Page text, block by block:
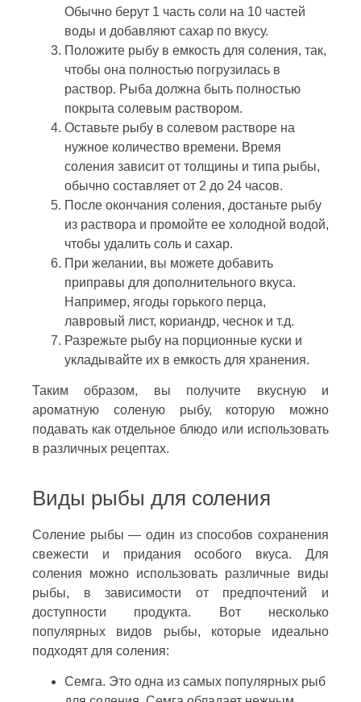
Обычно берут 1 часть соли на 10 частей
воды и добавляют сахар по вкусу.
Положите рыбу в емкость для соления, так,
чтобы она полностью погрузилась в
раствор. Рыба должна быть полностью
покрыта солевым раствором.
Оставьте рыбу в солевом растворе на
нужное количество времени. Время
соления зависит от толщины и типа рыбы,
обычно составляет от 2 до 24 часов.
После окончания соления, достаньте рыбу
из раствора и промойте ее холодной водой,
чтобы удалить соль и сахар.
При желании, вы можете добавить
приправы для дополнительного вкуса.
Например, ягоды горького перца,
лавровый лист, кориандр, чеснок и т.д.
Разрежьте рыбу на порционные куски и
укладывайте их в емкость для хранения.
Таким образом, вы получите вкусную и
ароматную соленую рыбу, которую можно
подавать как отдельное блюдо или использовать
в различных рецептах.
Виды рыбы для соления
Соление рыбы — один из способов сохранения
свежести и придания особого вкуса. Для
соления можно использовать различные виды
рыбы, в зависимости от предпочтений и
доступности продукта. Вот несколько
популярных видов рыбы, которые идеально
подходят для соления:
Семга. Это одна из самых популярных рыб